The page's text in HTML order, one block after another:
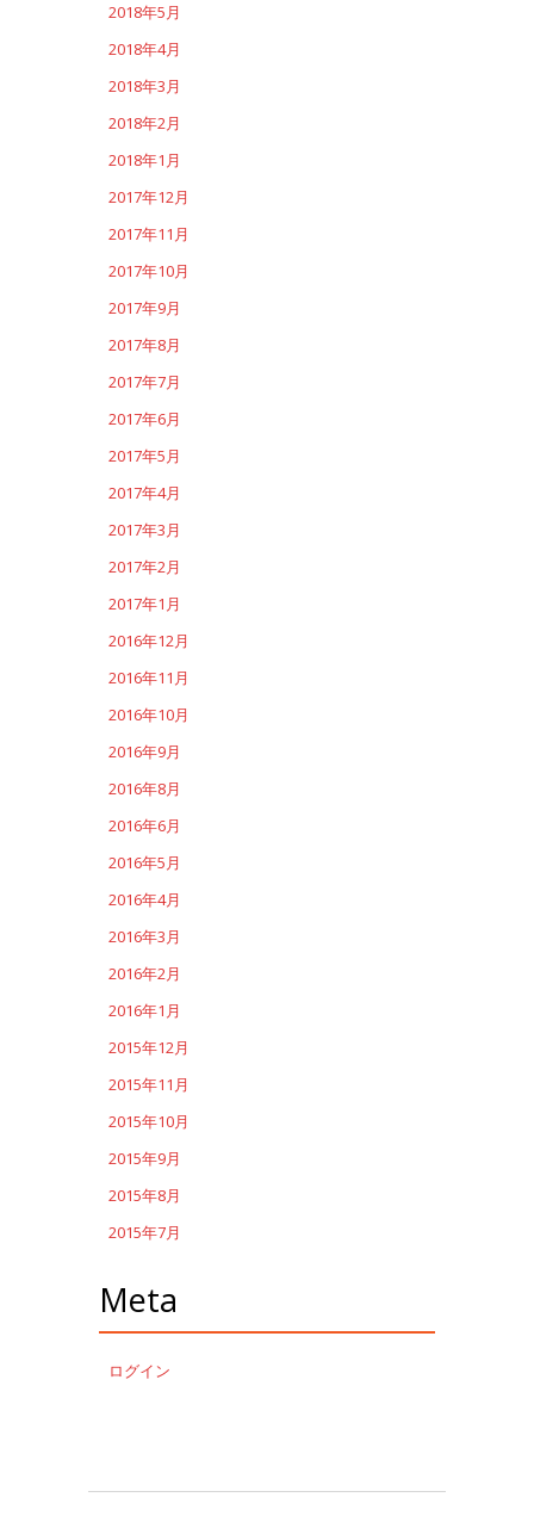
2018年5月
2018年4月
2018年3月
2018年2月
2018年1月
2017年12月
2017年11月
2017年10月
2017年9月
2017年8月
2017年7月
2017年6月
2017年5月
2017年4月
2017年3月
2017年2月
2017年1月
2016年12月
2016年11月
2016年10月
2016年9月
2016年8月
2016年6月
2016年5月
2016年4月
2016年3月
2016年2月
2016年1月
2015年12月
2015年11月
2015年10月
2015年9月
2015年8月
2015年7月
Meta
ログイン